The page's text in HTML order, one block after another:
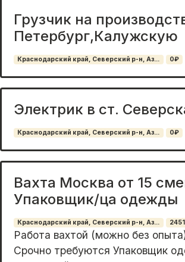
Грузчик на
Петербург,Калужскую
Краснодарский край, Северский р-н, Аз... 0₽
Электрик в ст.
Краснодарский край, Северский р-н, Аз... 0₽
Вахта Москва от 15
Упаковщик/ца одежды
Краснодарский край, Северский р-н, Аз...
Работа вахтой (можно без
Срочно требуются Упаковщик